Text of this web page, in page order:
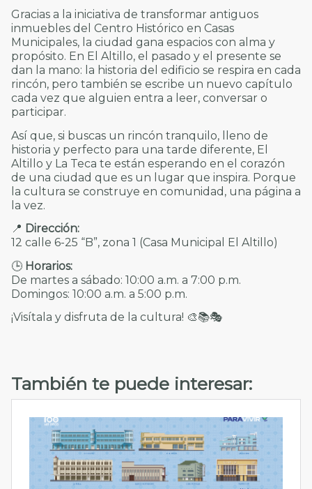
Gracias a la iniciativa de transformar antiguos
inmuebles del Centro Histórico en Casas
Municipales, la ciudad gana espacios con alma y
propósito. En El Altillo, el pasado y el presente se
dan la mano: la historia del edificio se respira en cada
rincón, pero también se escribe un nuevo capítulo
cada vez que alguien entra a leer, conversar o
participar.
Así que, si buscas un rincón tranquilo, lleno de
historia y perfecto para una tarde diferente, El
Altillo y La Teca te están esperando en el corazón
de una ciudad que es un lugar que inspira. Porque
la cultura se construye en comunidad, una página a
la vez.
📍 Dirección:
12 calle 6-25 “B”, zona 1 (Casa Municipal El Altillo)
🕒 Horarios:
De martes a sábado: 10:00 a.m. a 7:00 p.m.
Domingos: 10:00 a.m. a 5:00 p.m.
¡Visítala y disfruta de la cultura! 🎨📚🎭
También te puede interesar: